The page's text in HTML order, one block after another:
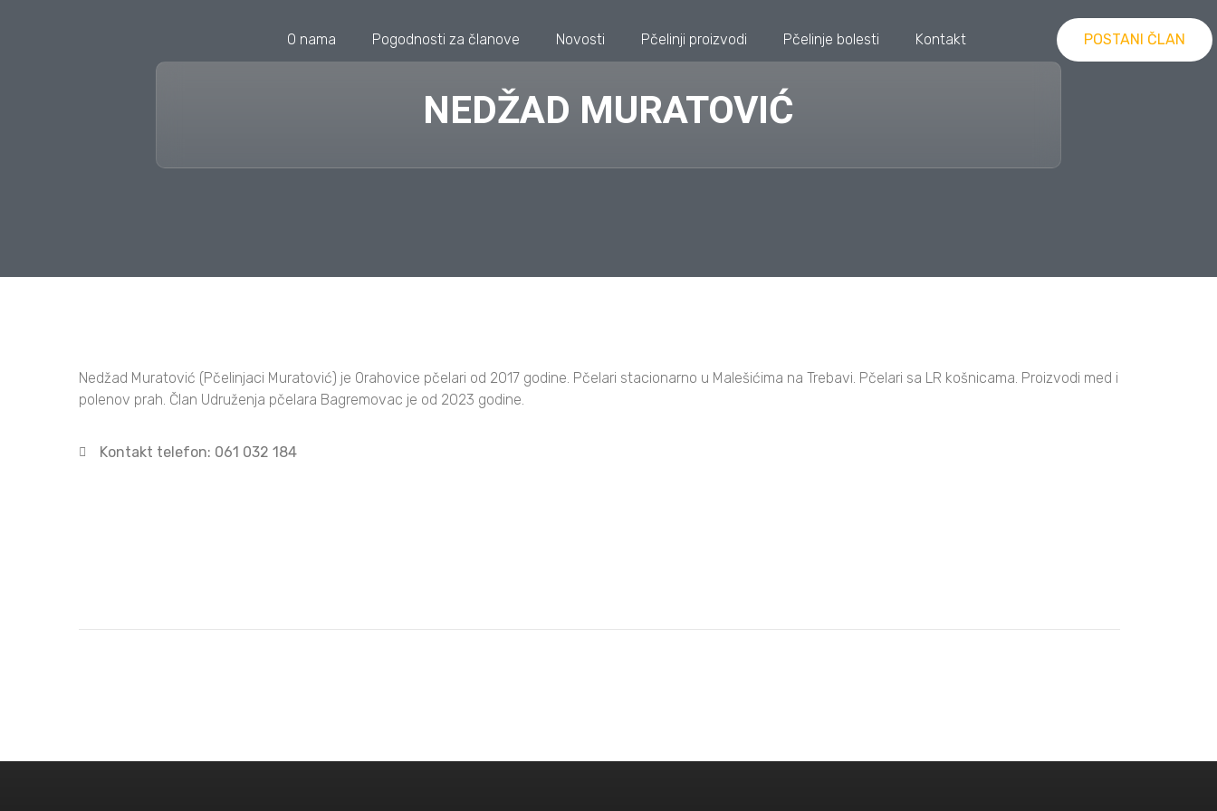
O nama Pogodnosti za članove Novosti Pčelinji proizvodi Pčelinje bolesti Kontakt POSTANI ČLAN
NEDŽAD MURATOVIĆ
Nedžad Muratović (Pčelinjaci Muratović) je Orahovice pčelari od 2017 godine. Pčelari stacionarno u Malešićima na Trebavi. Pčelari sa LR košnicama. Proizvodi med i
polenov prah. Član Udruženja pčelara Bagremovac je od 2023 godine.
Kontakt telefon: 061 032 184